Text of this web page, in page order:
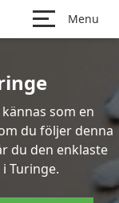
Menu
som en
du följer denna
du den enklaste
Turinge.